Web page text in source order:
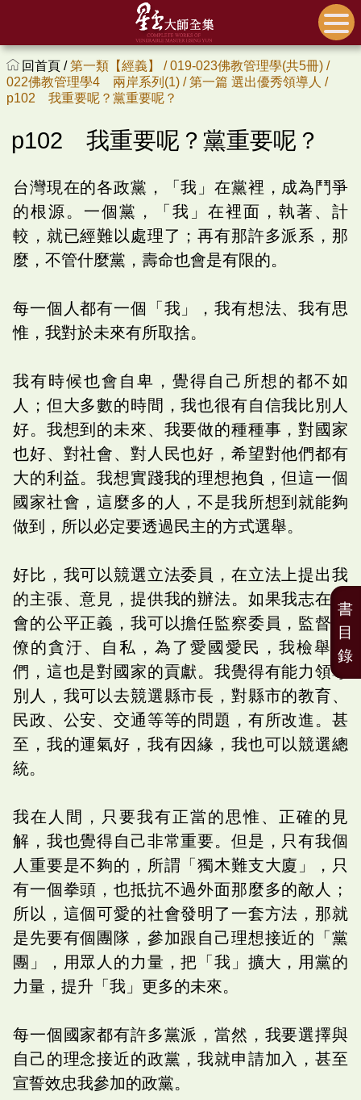
回首頁 /第一類【經義】 /019-023佛教管理學(共5冊) /
022佛教管理學4 兩岸系列(1) /第一篇 選出優秀領導人 /
p102 我重要呢？黨重要呢？
p102 我重要呢？黨重要呢？
台灣現在的各政黨，「我」在黨裡，成為鬥爭
的根源。一個黨，「我」在裡面，執著、計
較，就已經難以處理了；再有那許多派系，那
麼，不管什麼黨，壽命也會是有限的。
每一個人都有一個「我」，我有想法、我有思
惟，我對於未來有所取捨。
我有時候也會自卑，覺得自己所想的都不如
人；但大多數的時間，我也很有自信我比別人
好。我想到的未來、我要做的種種事，對國家
也好、對社會、對人民也好，希望對他們都有
大的利益。我想實踐我的理想抱負，但這一個
國家社會，這麼多的人，不是我所想到就能夠
做到，所以必定要透過民主的方式選舉。
好比，我可以競選立法委員，在立法上提出我
的主張、意見，提供我的辦法。如果我志在社
會的公平正義，我可以擔任監察委員，監督官
僚的貪汙、自私，為了愛國愛民，我檢舉他
們，這也是對國家的貢獻。我覺得有能力領導
別人，我可以去競選縣市長，對縣市的教育、
民政、公安、交通等等的問題，有所改進。甚
至，我的運氣好，我有因緣，我也可以競選總
統。
我在人間，只要我有正當的思惟、正確的見
解，我也覺得自己非常重要。但是，只有我個
人重要是不夠的，所謂「獨木難支大廈」，只
有一個拳頭，也抵抗不過外面那麼多的敵人；
所以，這個可愛的社會發明了一套方法，那就
是先要有個團隊，參加跟自己理想接近的「黨
團」，用眾人的力量，把「我」擴大，用黨的
力量，提升「我」更多的未來。
每一個國家都有許多黨派，當然，我要選擇與
自己的理念接近的政黨，我就申請加入，甚至
宣誓效忠我參加的政黨。
書
目
錄